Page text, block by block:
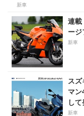
更はなく、価格は据え
247万5000円！
新車
連載
ージ
新車
ス
マン
し
新車